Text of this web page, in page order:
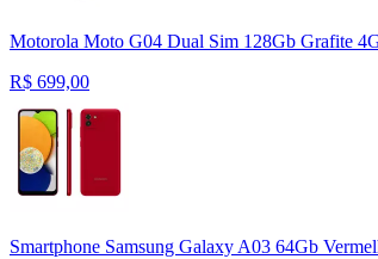
Motorola Moto G04 Dual Sim 128Gb Grafite
R$ 699,00
Smartphone Samsung Galaxy A03 64Gb